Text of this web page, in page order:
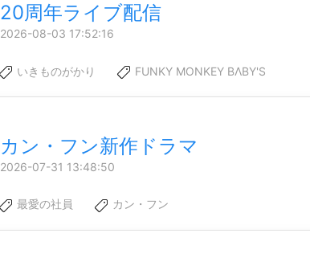
20周年ライブ配信
2026-08-03 17:52:16
いきものがかり FUNKY MONKEY BΛBY'S
カン・フン新作ドラマ
2026-07-31 13:48:50
最愛の社員 カン・フン